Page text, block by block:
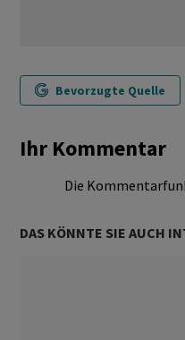
Bevorzugte Quelle
Ihr Kommentar
Die
DAS KÖNNTE SIE AUCH